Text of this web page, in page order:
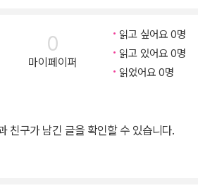
는 어떤 것인가? 빠른 사회변동이 중국사
가? 우리는 1992년 한중수교 이래 중국
지하고 있는 만큼 이러한 질문들에 대해
아니라 중국 ‘안’에서 바라본 중국의 모습
. 이러한 맥락에서《한국과 중국의 사회변
갖는다. 북경대 사회학과 교수들과 서울대
쳐 진행한 학술적 교류와 협력의 산물인
0
마이페이퍼
읽고 싶어요 0명
읽고 있어요 0명
읽었어요 0명
친구가 남긴 글을 확인할 수 있습니다.